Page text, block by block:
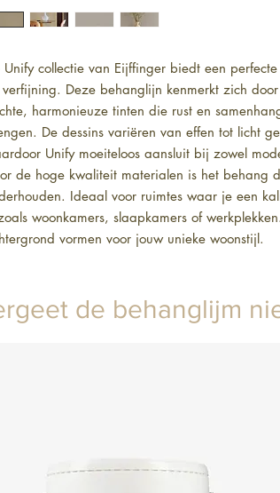
Unify collectie van Eijffinger biedt een
Deze behanglijn kenmerkt zich door
harmonieuze tinten die rust en
De dessins variëren van effen tot licht
Unify moeiteloos aansluit bij zowel
de hoge kwaliteit materialen is het behang
Ideaal voor ruimtes waar je een
woonkamers, slaapkamers of
vormen voor jouw unieke woonstijl.
de behanglijm